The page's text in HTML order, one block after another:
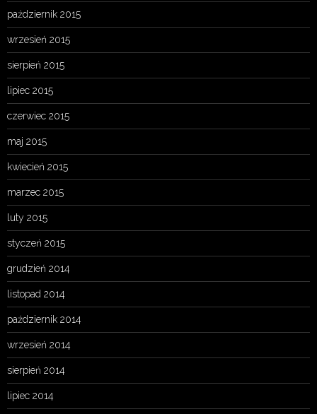
październik 2015
wrzesień 2015
sierpień 2015
lipiec 2015
czerwiec 2015
maj 2015
kwiecień 2015
marzec 2015
luty 2015
styczeń 2015
grudzień 2014
listopad 2014
październik 2014
wrzesień 2014
sierpień 2014
lipiec 2014